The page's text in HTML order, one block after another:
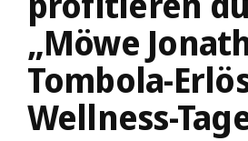
„Möwe
Tombola-
Wellness-